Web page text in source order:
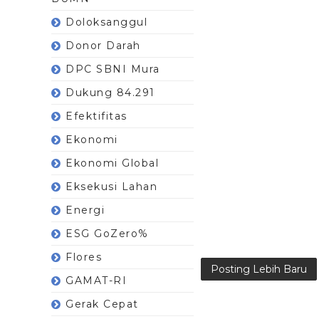
Doloksanggul
Donor Darah
DPC SBNI Mura
Dukung 84.291
Efektifitas
Ekonomi
Ekonomi Global
Eksekusi Lahan
Energi
ESG GoZero%
Flores
GAMAT-RI
Gerak Cepat
Posting Lebih Baru